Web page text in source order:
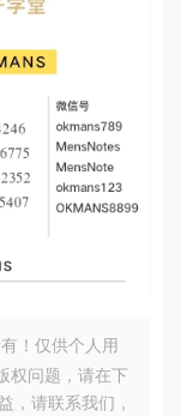
！仅供个人用
权问题，请在下
，请联系我们，